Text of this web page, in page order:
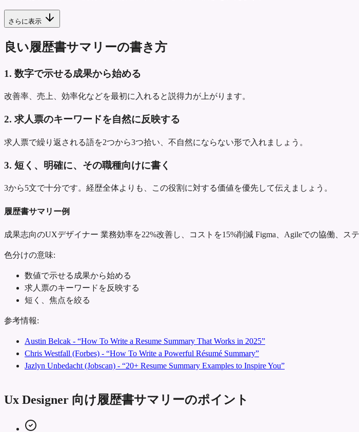
さらに表示
良い履歴書サマリーの書き方
1. 数字で示せる成果から始める
改善率、売上、効率化などを最初に入れると説得力が上がります。
2. 求人票のキーワードを自然に反映する
求人票で繰り返される語を2つから3つ拾い、不自然にならない形で入れましょう。
3. 短く、明確に、その職種向けに書く
3から5文で十分です。経歴全体よりも、この役割に対する価値を優先して伝えましょう。
履歴書サマリー例
成果志向のUXデザイナー 業務効率を22%改善し、コストを15%削減 Figma、Agileでの協働、ス
色分けの意味:
数値で示せる成果から始める
求人票のキーワードを反映する
短く、焦点を絞る
参考情報:
Austin Belcak - “How To Write a Resume Summary That Works in 2025”
Chris Westfall (Forbes) - “How To Write a Powerful Résumé Summary”
Jazlyn Unbedacht (Jobscan) - “20+ Resume Summary Examples to Inspire You”
Ux Designer 向け履歴書サマリーのポイント